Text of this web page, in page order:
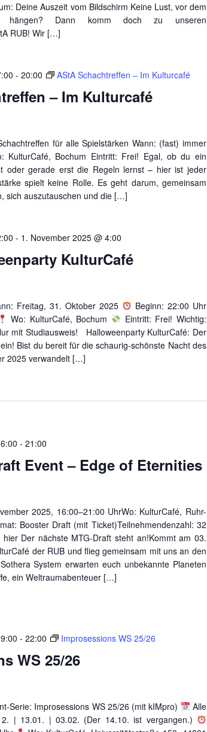
Deine Auszeit vom Bildschirm Keine Lust, vor dem
Dann komm doch zu unseren
RUB! Wir […]
– Im Kulturcafé
-20:00 AStA Schachtreffen – Im Kulturcafé
für alle Spielstärken Wann: (fast) immer
KulturCafé, Bochum Eintritt: Frei! Egal, ob du ein
oder gerade erst die Regeln lernst – hier ist jeder
spielt keine Rolle. Es geht darum, gemeinsam
sich auszutauschen und die […]
KulturCafé
- 1. November 2025 @ 4:00
Freitag, 31. Oktober 2025
Beginn: 22:00 Uhr
Wo: KulturCafé, Bochum
Eintritt: Frei! Wichtig:
mit Studiausweis! Halloweenparty KulturCafé: Der
Bist du bereit für die schaurig-schönste Nacht des
2025 verwandelt […]
Event – Edge of Eternities
-21:00
2025, 16:00–21:00 UhrWo: KulturCafé, Ruhr-
Booster Draft (mit Ticket)Teilnehmendenzahl: 32
Der nächste MTG-Draft steht an!Kommt am 03.
der RUB und flieg gemeinsam mit uns an den
System erwarten euch unbekannte Planeten
ein Weltraumabenteuer […]
WS 25/26
-22:00 Improsessions WS 25/26
Serie: Improsessions WS 25/26 (mit kIMpro)
Alle
| 13.01. | 03.02. (Der 14.10. ist vergangen.)